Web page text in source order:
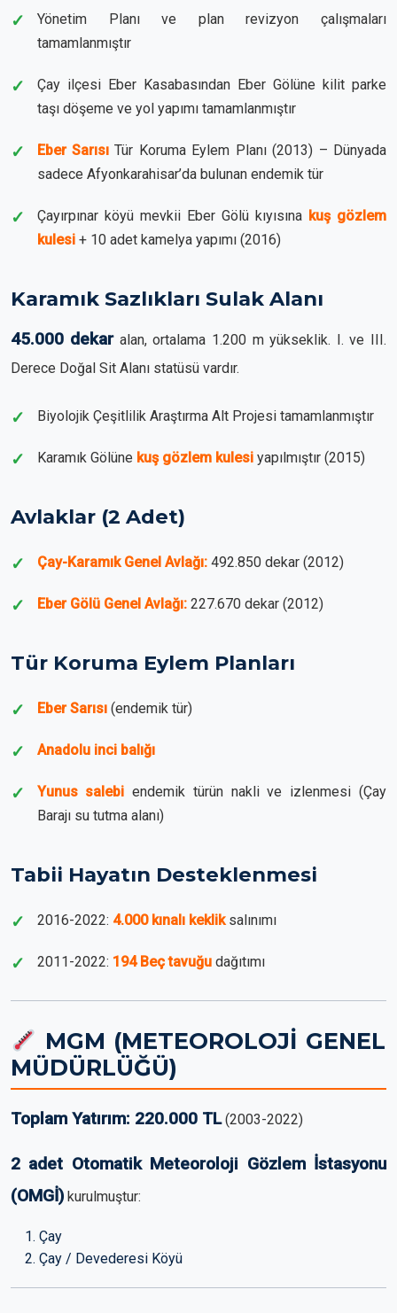
Yönetim Planı ve plan revizyon çalışmaları
tamamlanmıştır
Çay ilçesi Eber Kasabasından Eber Gölüne kilit parke
taşı döşeme ve yol yapımı tamamlanmıştır
Eber Sarısı Tür Koruma Eylem Planı (2013) – Dünyada
sadece Afyonkarahisar’da bulunan endemik tür
Çayırpınar köyü mevkii Eber Gölü kıyısına kuş gözlem
kulesi + 10 adet kamelya yapımı (2016)
Karamık Sazlıkları Sulak Alanı
45.000 dekaralan, ortalama 1.200 m yükseklik. I. ve III.
Derece Doğal Sit Alanı statüsü vardır.
Biyolojik Çeşitlilik Araştırma Alt Projesi tamamlanmıştır
Karamık Gölüne kuş gözlem kulesi yapılmıştır (2015)
Avlaklar (2 Adet)
Çay-Karamık Genel Avlağı: 492.850 dekar (2012)
Eber Gölü Genel Avlağı: 227.670 dekar (2012)
Tür Koruma Eylem Planları
Eber Sarısı (endemik tür)
Anadolu inci balığı
Yunus salebi endemik türün nakli ve izlenmesi (Çay
Barajı su tutma alanı)
Tabii Hayatın Desteklenmesi
2016-2022: 4.000 kınalı kekliksalınımı
2011-2022: 194 Beç tavuğu dağıtımı
MGM (METEOROLOJİ GENEL
MÜDÜRLÜĞÜ)
Toplam Yatırım: 220.000 TL(2003-2022)
2 adet Otomatik Meteoroloji Gözlem İstasyonu
(OMGİ) kurulmuştur:
Çay
Çay / Devederesi Köyü